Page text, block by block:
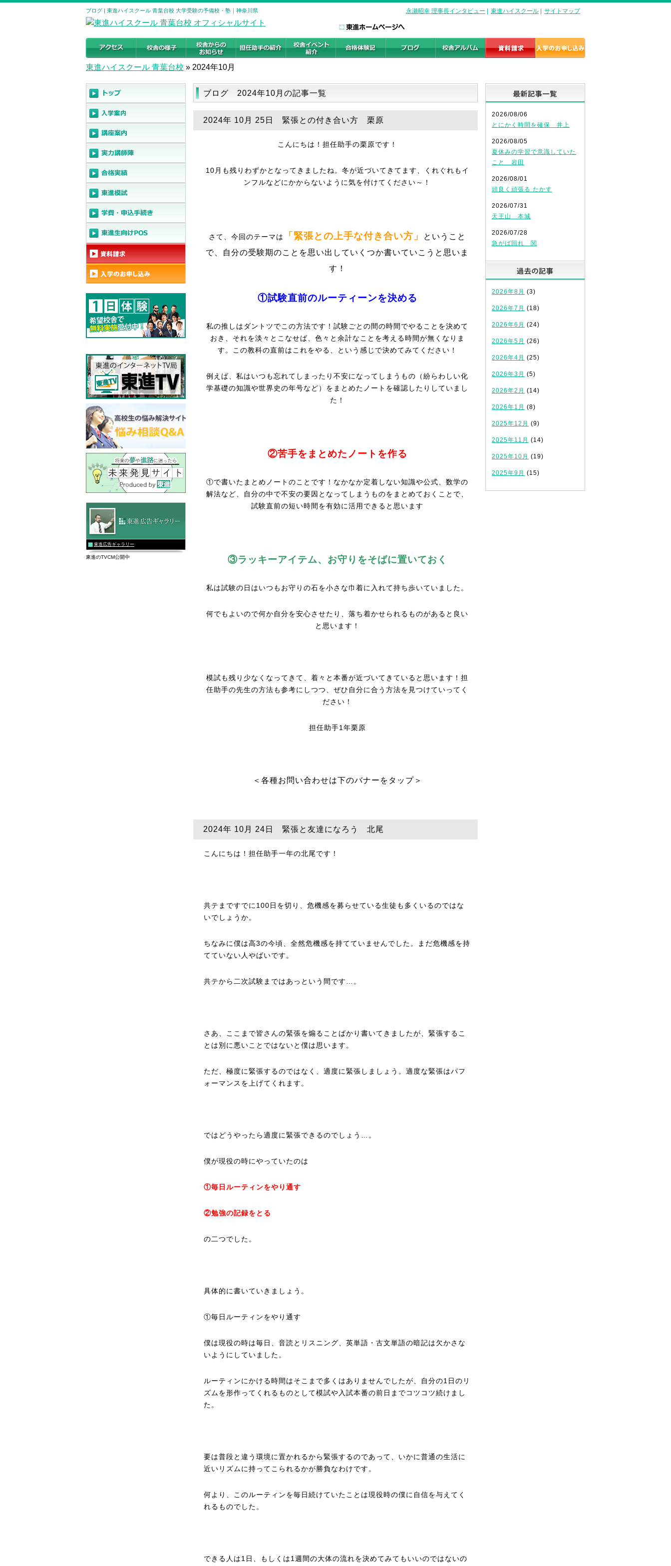
ブログ | 東進ハイスクール 青葉台校 大学受験の予備校・塾｜神奈川県 永瀬昭幸 理事長インタビュー 東進ハイスクール サイトマップ
東進ハイスクール 青葉台校 » 2024年10月
ブログ 2024年10月の記事一覧
2024年 10月 25日 緊張との付き合い方 栗原
こんにちは！担任助手の栗原です！
10月も残りわずかとなってきましたね。冬が近づいてきてます、くれぐれもイ
ンフルなどにかからないように気を付けてください～！
さて、今回のテーマは 「緊張との上手な付き合い方」
ということ
で、自分の受験期のことを思い出していくつか書いていこうと思いま
す！
①試験直前のルーティーンを決める
私の推しはダントツでこの方法です！試験ごとの間の時間でやることを決めて
おき、それを淡々とこなせば、色々と余計なことを考える時間が無くなりま
す。この教科の直前はこれをやる、という感じで決めてみてください！
例えば、私はいつも忘れてしまったり不安になってしまうもの（紛らわしい化
学基礎の知識や世界史の年号など）をまとめたノートを確認したりしていまし
た！
②苦手をまとめたノートを作る
①で書いたまとめノートのことです！なかなか定着しない知識や公式、数学の
解法など、自分の中で不安の要因となってしまうものをまとめておくことで、
試験直前の短い時間を有効に活用できると思います
③ラッキーアイテム、お守りをそばに置いておく
私は試験の日はいつもお守りの石を小さな巾着に入れて持ち歩いていました。
何でもよいので何か自分を安心させたり、落ち着かせられるものがあると良い
と思います！
模試も残り少なくなってきて、着々と本番が近づいてきていると思います！担
任助手の先生の方法も参考にしつつ、ぜひ自分に合う方法を見つけていってく
ださい！
担任助手1年栗原
＜各種お問い合わせは下のバナーをタップ＞
2024年 10月 24日 緊張と友達になろう 北尾
こんにちは！担任助手一年の北尾です！
共テまですでに100日を切り、危機感を募らせている生徒も多くいるのではな
いでしょうか。
ちなみに僕は高3の今頃、全然危機感を持てていませんでした。まだ危機感を持
てていない人やばいです。
共テから二次試験まではあっという間です…。
さあ、ここまで皆さんの緊張を煽ることばかり書いてきましたが、緊張するこ
とは別に悪いことではないと僕は思います。
ただ、極度に緊張するのではなく、適度に緊張しましょう。適度な緊張はパフ
ォーマンスを上げてくれます。
ではどうやったら適度に緊張できるのでしょう…。
僕が現役の時にやっていたのは
①毎日ルーティンをやり通す
②勉強の記録をとる
の二つでした。
具体的に書いていきましょう。
①毎日ルーティンをやり通す
僕は現役の時は毎日、音読とリスニング、英単語・古文単語の暗記は欠かさな
いようにしていました。
ルーティンにかける時間はそこまで多くはありませんでしたが、自分の1日のリ
ズムを形作ってくれるものとして模試や入試本番の前日までコツコツ続けまし
た。
要は普段と違う環境に置かれるから緊張するのであって、いかに普通の生活に
近いリズムに持ってこられるかが勝負なわけです。
何より、このルーティンを毎日続けていたことは現役時の僕に自信を与えてく
れるものでした。
できる人は1日、もしくは1週間の大体の流れを決めてみてもいいのではないの
2026/08/06
とにかく時間を確保 井上
2026/08/05
夏休みの学習で意識していた
こと 岩田
2026/08/01
頭良く頑張る たかす
2026/07/31
天王山 本城
2026/07/28
急がば回れ 関
2026年8月 (3)
2026年7月 (18)
2026年6月 (24)
2026年5月 (26)
2026年4月 (25)
2026年3月 (5)
2026年2月 (14)
2026年1月 (8)
2025年12月 (9)
2025年11月 (14)
2025年10月 (19)
2025年9月 (15)
東進広告ギャラリー
東進のTVCM公開中